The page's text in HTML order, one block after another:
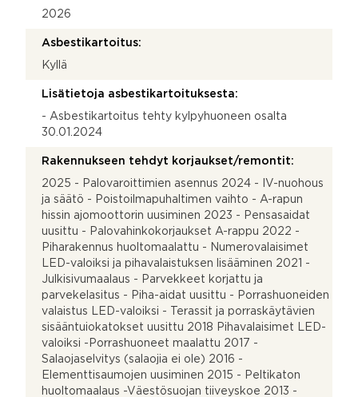
2026
Asbestikartoitus:
Kyllä
Lisätietoja asbestikartoituksesta:
- Asbestikartoitus tehty kylpyhuoneen osalta
30.01.2024
Rakennukseen tehdyt korjaukset/remontit:
2025 - Palovaroittimien asennus 2024 - IV-nuohous
ja säätö - Poistoilmapuhaltimen vaihto - A-rapun
hissin ajomoottorin uusiminen 2023 - Pensasaidat
uusittu - Palovahinkokorjaukset A-rappu 2022 -
Piharakennus huoltomaalattu - Numerovalaisimet
LED-valoiksi ja pihavalaistuksen lisääminen 2021 -
Julkisivumaalaus - Parvekkeet korjattu ja
parvekelasitus - Piha-aidat uusittu - Porrashuoneiden
valaistus LED-valoiksi - Terassit ja porraskäytävien
sisääntuiokatokset uusittu 2018 Pihavalaisimet LED-
valoiksi -Porrashuoneet maalattu 2017 -
Salaojaselvitys (salaojia ei ole) 2016 -
Elementtisaumojen uusiminen 2015 - Peltikaton
huoltomaalaus -Väestösuojan tiiveyskoe 2013 -